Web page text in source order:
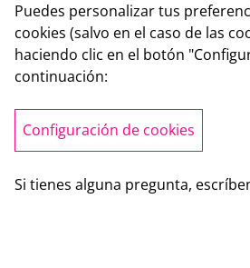
Puedes personalizar tus
cookies (salvo en el caso de las
haciendo clic en el botón
continuación:
Configuración de cookies
Si tienes alguna pregunta,